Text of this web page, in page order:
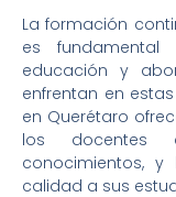
La formación
es
educación y
enfrentan en
en Querétaro
los docentes
conocimientos,
calidad a sus